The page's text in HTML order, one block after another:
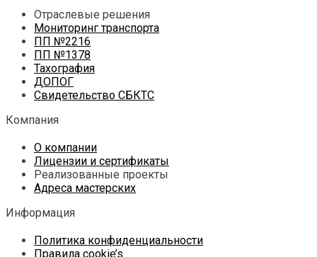
Отраслевые решения
Мониторинг транспорта
ПП №2216
ПП №1378
Тахография
ДОПОГ
Свидетельство СБКТС
Компания
О компании
Лицензии и сертификаты
Реализованные проекты
Адреса мастерских
Информация
Политика конфиденциальности
Правила cookie’s